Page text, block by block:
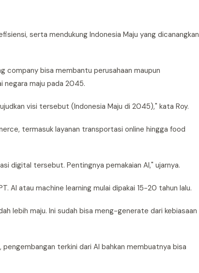
serta mendukung Indonesia Maju yang dicanangkan
company bisa membantu perusahaan maupun
negara maju pada 2045.
visi tersebut (Indonesia Maju di 2045)," kata Roy.
termasuk layanan transportasi online hingga food
digital tersebut. Pentingnya pemakaian AI," ujarnya.
AI atau machine learning mulai dipakai 15-20 tahun lalu.
lebih maju. Ini sudah bisa meng-generate dari kebiasaan
terkini dari AI bahkan membuatnya bisa